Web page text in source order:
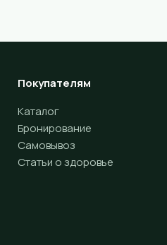
Покупателям
Каталог
Бронирование
Самовывоз
Статьи о здоровье